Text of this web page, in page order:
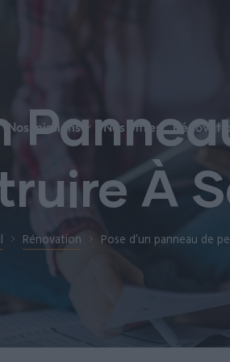
Nos missions Nos offres
À
Rénovation Pose d’un panneau de